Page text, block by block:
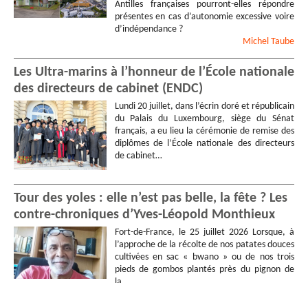
Antilles françaises pourront-elles répondre
présentes en cas d’autonomie excessive voire
d’indépendance ?
Michel Taube
Les Ultra-marins à l’honneur de l’École nationale
des directeurs de cabinet (ENDC)
Lundi 20 juillet, dans l’écrin doré et républicain
du Palais du Luxembourg, siège du Sénat
français, a eu lieu la cérémonie de remise des
diplômes de l’École nationale des directeurs
de cabinet…
Tour des yoles : elle n’est pas belle, la fête ? Les
contre-chroniques d’Yves-Léopold Monthieux
Fort-de-France, le 25 juillet 2026 Lorsque, à
l’approche de la récolte de nos patates douces
cultivées en sac « bwano » ou de nos trois
pieds de gombos plantés près du pignon de